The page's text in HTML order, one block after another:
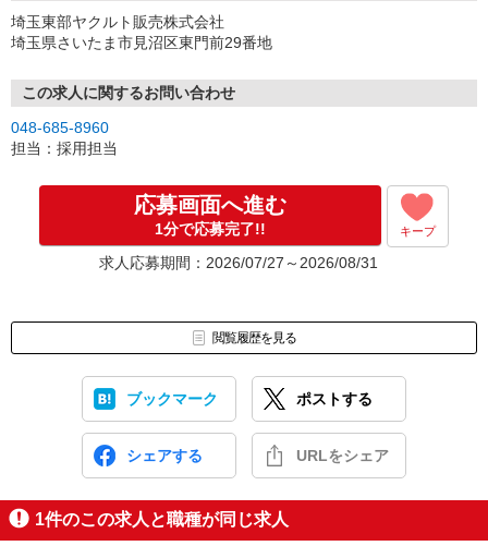
埼玉東部ヤクルト販売株式会社
埼玉県さいたま市見沼区東門前29番地
この求人に関するお問い合わせ
048-685-8960
担当：採用担当
応募画面へ進む
1分で応募完了!! キープ
求人応募期間：2026/07/27～2026/08/31
閲覧履歴を見る
ブックマーク ポストする
シェアする URLをシェア
1件のこの求人と職種が同じ求人